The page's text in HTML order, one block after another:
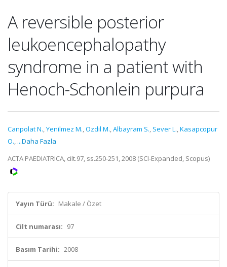
A reversible posterior
leukoencephalopathy
syndrome in a patient with
Henoch-Schonlein purpura
Canpolat N.,Yenilmez M.,Ozdil M.,Albayram S., Sever L.,Kasapcopur
O., ...Daha Fazla
ACTA PAEDIATRICA, cilt.97, ss.250-251, 2008 (SCI-Expanded, Scopus)
Yayın Türü: Makale / Özet
Cilt numarası: 97
Basım Tarihi: 2008